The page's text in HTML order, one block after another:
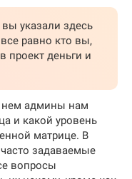
указали здесь
равно кто вы,
проект деньги и
нем админы нам
и какой уровень
матрице. В
задаваемые
вопросы